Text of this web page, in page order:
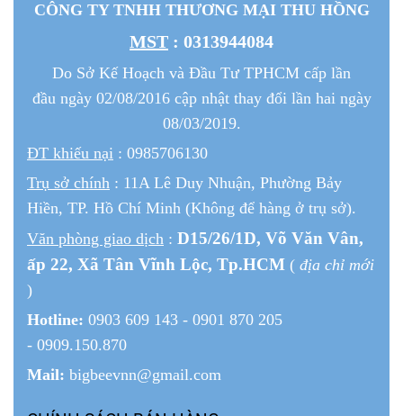
CÔNG TY TNHH THƯƠNG MẠI THU HỒNG
MST : 0313944084
Do Sở Kế Hoạch và Đầu Tư TPHCM cấp lần
đầu ngày 02/08/2016 cập nhật thay đổi lần hai ngày
08/03/2019.
ĐT khiếu nại : 0985706130
Trụ sở chính : 11A Lê Duy Nhuận, Phường Bảy
Hiền, TP. Hồ Chí Minh (Không để hàng ở trụ sở).
Văn phòng giao dịch : D15/26/1D, Võ Văn Vân,
ấp 22, Xã Tân Vĩnh Lộc, Tp.HCM ( địa chỉ mới
)
Hotline: 0903 609 143 - 0901 870 205
- 0909.150.870
Mail: bigbeevnn@gmail.com